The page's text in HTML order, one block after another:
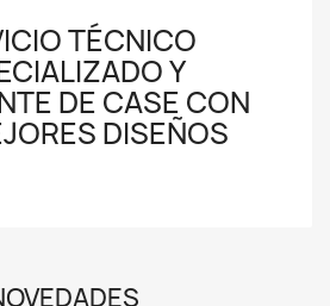
TÉCNICO
Y
DE CASE CON
DISEÑOS